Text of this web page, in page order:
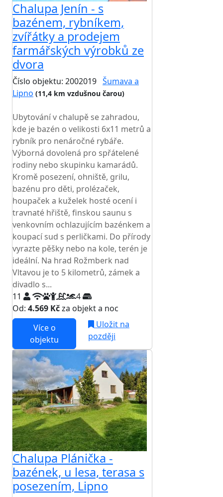
Chalupa Jenín - s
bazénem, rybníkem,
zvířátky a prodejem
farmářských výrobků ze
dvora
Číslo objektu: 2002019 Šumava a
Lipno (11,4 km vzdušnou čarou)
Ubytování v chalupě se zahradou,
kde je bazén o velikosti 6x11 metrů a
rybník pro nenáročné rybáře.
Výborná dovolená pro spřátelené
rodiny nebo skupinku kamarádů.
Kromě posezení, ohniště, grilu,
bazénu pro děti, prolézaček,
houpaček a kuželek hosté ocení i
travnaté hřiště, finskou saunu s
venkovním ochlazujícím bazénkem a
koupací sud s perličkami. Do přírody
vyrazte pěšky nebo na kole, terén je
ideální. Na hrad Rožmberk nad
Vltavou je to 5 kilometrů, zámek a
divadlo s...
11
4
Od: 4.569 Kčza objekt a noc
Více o
objektu
Uložit na
později
Chalupa Plánička -
bazének, u lesa, terasa s
posezením, Lipno